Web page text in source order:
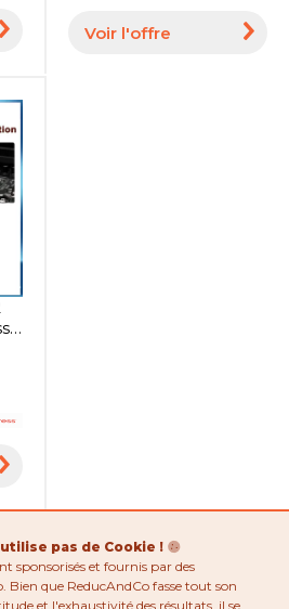
thermique de grande
capacité
Voir l'offre
pas de Cookie !
sponsorisés et fournis par des
Bien que ReducAndCo fasse tout son
et l'exhaustivité des résultats, il se